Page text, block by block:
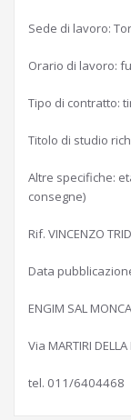
Sede di lavoro:
Orario di lavoro:
Tipo di contratto:
Titolo di studio
Altre specifiche:
consegne)
Rif. VINCENZO
Data
ENGIM SAL
Via MARTIRI DELLA
tel. 011/6404468